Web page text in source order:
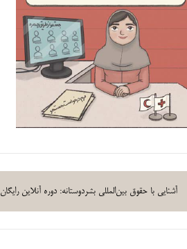
آشنایی با حقوق بین‌المللی بشردوستانه: دوره آنلاین رایگان